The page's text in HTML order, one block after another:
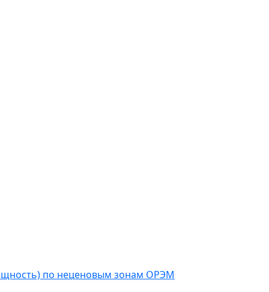
по неценовым зонам ОРЭМ